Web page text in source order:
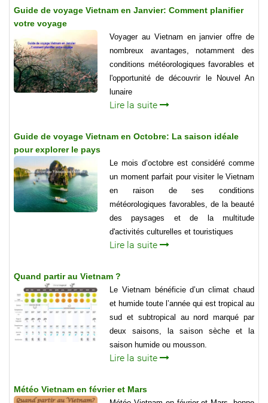
Guide de voyage Vietnam en Janvier: Comment planifier
votre voyage
Voyager au Vietnam en janvier offre de
nombreux avantages, notamment des
conditions météorologiques favorables et
l'opportunité de découvrir le Nouvel An
lunaire
Lire la suite
Guide de voyage Vietnam en Octobre: La saison idéale
pour explorer le pays
Le mois d’octobre est considéré comme
un moment parfait pour visiter le Vietnam
en raison de ses conditions
météorologiques favorables, de la beauté
des paysages et de la multitude
d'activités culturelles et touristiques
Lire la suite
Quand partir au Vietnam ?
Le Vietnam bénéficie d’un climat chaud
et humide toute l’année qui est tropical au
sud et subtropical au nord marqué par
deux saisons, la saison sèche et la
saison humide ou mousson.
Lire la suite
Météo Vietnam en février et Mars